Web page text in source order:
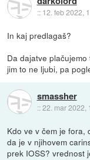
:: 12. feb 2022,
In kaj predlagaš?
Da dajatve
jim to ne ljubi, pa
smassher
::22. mar 2022,
Kdo ve v čem je fora,
da je v njihovem
prek IOSS? vrednost